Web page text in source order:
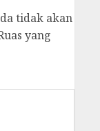
tidak akan
yang